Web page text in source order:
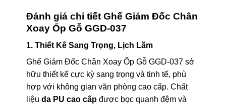
Đánh giá chi tiết Ghế Giám Đốc Chân
Xoay Ốp Gỗ GGD-037
1. Thiết Kế Sang Trọng, Lịch Lãm
Ghế Giám Đốc Chân Xoay Ốp Gỗ GGD-037 sở
hữu thiết kế cực kỳ sang trọng và tinh tế, phù
hợp với không gian văn phòng cao cấp. Chất
liệu da PU cao cấpđược bọc quanh đệm và